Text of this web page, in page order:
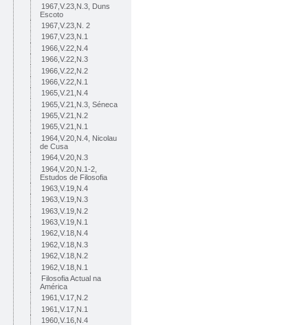
1967,V.23,N.3, Duns
Escoto
1967,V.23,N. 2
1967,V.23,N.1
1966,V.22,N.4
1966,V.22,N.3
1966,V.22,N.2
1966,V.22,N.1
1965,V.21,N.4
1965,V.21,N.3, Séneca
1965,V.21,N.2
1965,V.21,N.1
1964,V.20,N.4, Nicolau
de Cusa
1964,V.20,N.3
1964,V.20,N.1-2,
Estudos de Filosofia
1963,V.19,N.4
1963,V.19,N.3
1963,V.19,N.2
1963,V.19,N.1
1962,V.18,N.4
1962,V.18,N.3
1962,V.18,N.2
1962,V.18,N.1
Filosofia Actual na
América
1961,V.17,N.2
1961,V.17,N.1
1960,V.16,N.4